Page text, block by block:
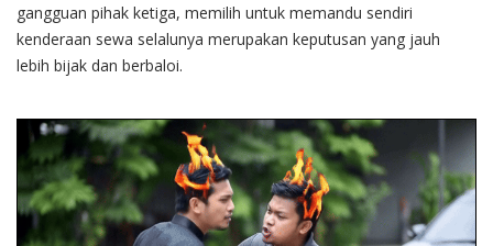
gangguan pihak ketiga, memilih untuk memandu sendiri
kenderaan sewa selalunya merupakan keputusan yang jauh
lebih bijak dan berbaloi.